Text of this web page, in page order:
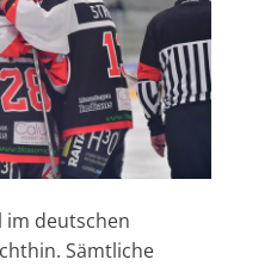
im deutschen
Sämtliche